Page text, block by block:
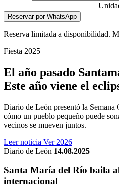
Reservar por WhatsApp
Reserva limitada a disponibilidad.
Fiesta 2025
El año pasado
Este año viene el
Diario de León presentó la
cómo un pueblo pequeño puede
vecinos se mueven juntos.
Leer noticia Ver 2026
Diario de León 14.08.2025
Santa María del Río baila
internacional